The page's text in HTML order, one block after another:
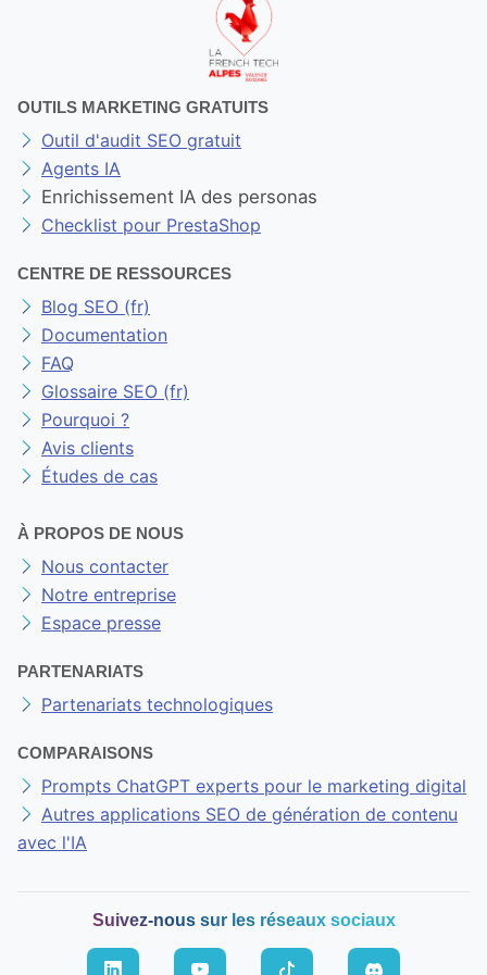
OUTILS MARKETING GRATUITS
Outil d'audit SEO gratuit
Agents IA
Enrichissement IA des personas
Checklist pour PrestaShop
CENTRE DE RESSOURCES
Blog SEO (fr)
Documentation
FAQ
Glossaire SEO (fr)
Pourquoi ?
Avis clients
Études de cas
À PROPOS DE NOUS
Nous contacter
Notre entreprise
Espace presse
PARTENARIATS
Partenariats technologiques
COMPARAISONS
Prompts ChatGPT experts pour le marketing digital
Autres applications SEO de génération de contenu
avec l'IA
Suivez-nous sur les réseaux sociaux